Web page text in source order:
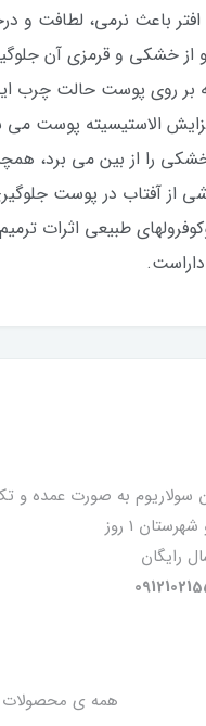
باعث نرمی، لطافت و
خشکی و قرمزی آن
بر روی پوست حالت چرب
الاستیسیته پوست می
را از بین می برد،
از آفتاب در پوست
طبیعی اثرات
به صورت عمده و
رایگان
همه ی محصولات